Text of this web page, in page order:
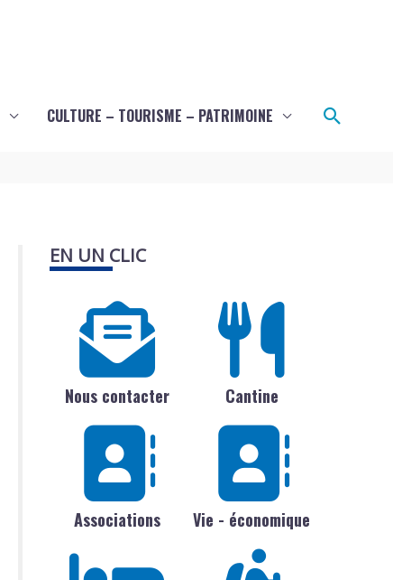
CULTURE – TOURISME – PATRIMOINE
EN UN CLIC
Nous contacter Cantine
Associations Vie - économique